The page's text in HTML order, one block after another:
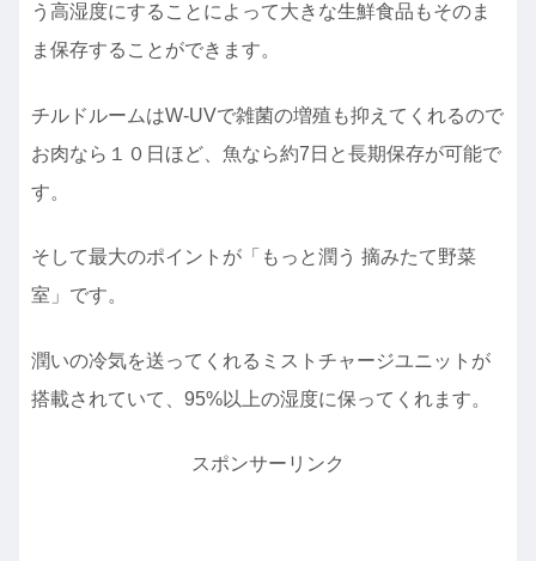
う高湿度にすることによって大きな生鮮食品もそのま
ま保存することができます。
チルドルームはW-UVで雑菌の増殖も抑えてくれるので
お肉なら１０日ほど、魚なら約7日と長期保存が可能で
す。
そして最大のポイントが「もっと潤う 摘みたて野菜
室」です。
潤いの冷気を送ってくれるミストチャージユニットが
搭載されていて、95%以上の湿度に保ってくれます。
スポンサーリンク